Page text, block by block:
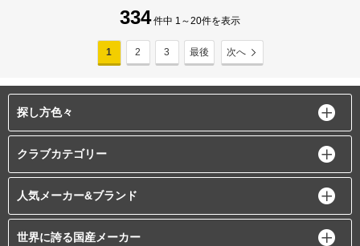
334 件中 1～20件を表示
1 2 3 最後 次へ
探し方色々
クラブカテゴリー
人気メーカー&ブランド
世界に誇る国産メーカー